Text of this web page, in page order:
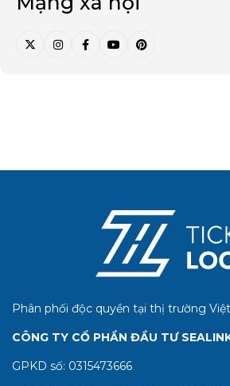
Phân phối độc quyền tại thị trường
CÔNG TY CỔ PHẦN ĐẦU TƯ
GPKD số: 0315473666